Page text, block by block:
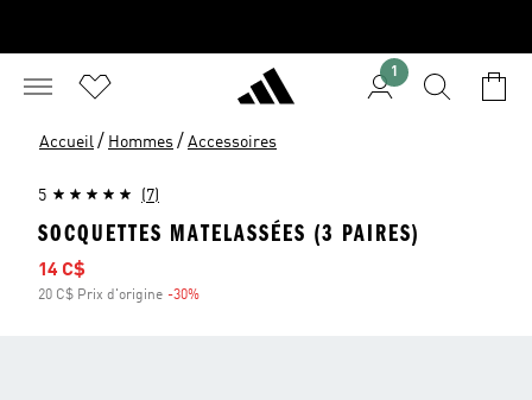
1
Accueil / Hommes / Accessoires
5 (7)
SOCQUETTES MATELASSÉES (3 PAIRES)
Prix soldé
14 C$
20 C$ Prix d'origine -30%